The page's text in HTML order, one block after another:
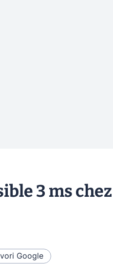
3 ms
Google